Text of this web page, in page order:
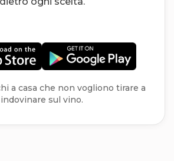
a casa che non vogliono tirare a
indovinare sul vino.